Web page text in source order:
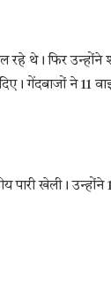
थे। फिर उन्होंने
गेंदबाजों ने 11
खेली। उन्होंने